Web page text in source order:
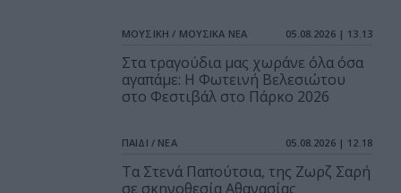
ΜΟΥΣΙΚΗ / ΜΟΥΣΙΚΑ ΝΕΑ 05.08.2026 | 13.13
Στα τραγούδια μας χωράνε όλα όσα
αγαπάμε: Η Φωτεινή Βελεσιώτου
στο Φεστιβάλ στο Πάρκο 2026
ΠΑΙΔΙ / ΝΕΑ 05.08.2026 | 12.18
Τα Στενά Παπούτσια, της Ζωρζ Σαρή
σε σκηνοθεσία Αθανασίας